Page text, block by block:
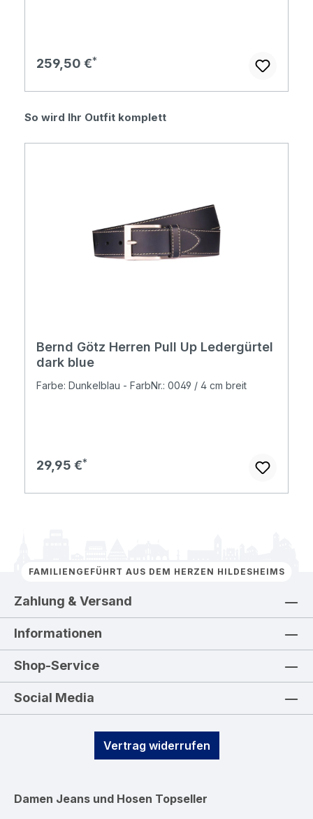
Regulärer Preis:
259,50 €
Produktgalerie überspringen
So wird Ihr Outfit komplett
Bernd Götz Herren Pull Up Ledergürtel
dark blue
Farbe: Dunkelblau - FarbNr.: 0049 / 4 cm breit
Regulärer Preis:
29,95 €
FAMILIENGEFÜHRT AUS DEM HERZEN HILDESHEIMS
Zahlung & Versand
Informationen
Shop-Service
Social Media
Vertrag widerrufen
Damen Jeans und Hosen Topseller